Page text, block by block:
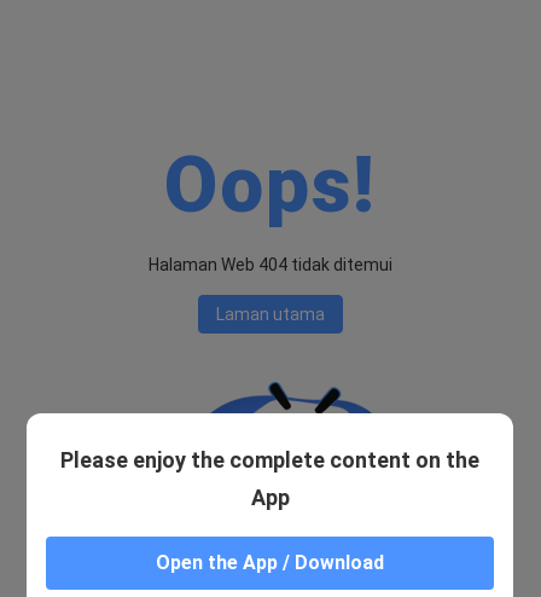
Oops!
Halaman Web 404 tidak ditemui
Laman utama
Please enjoy the complete content on the
App
Open the App / Download